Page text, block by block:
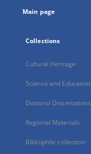
Main page
Collections
Cultural Heritage
Science and Education
Doctoral Dissertations
Regional Materials
Bibliophile collection